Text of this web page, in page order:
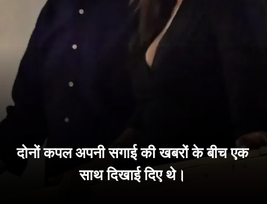
दोनों कपल अपनी सगाई की खबरों के बीच एक
साथ दिखाई दिए थे।